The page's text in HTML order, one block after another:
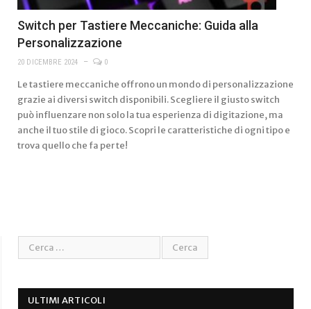
Switch per Tastiere Meccaniche: Guida alla
Personalizzazione
20 DICEMBRE 2024 0
Le tastiere meccaniche offrono un mondo di personalizzazione
grazie ai diversi switch disponibili. Scegliere il giusto switch
può influenzare non solo la tua esperienza di digitazione, ma
anche il tuo stile di gioco. Scopri le caratteristiche di ogni tipo e
trova quello che fa per te!
ULTIMI ARTICOLI